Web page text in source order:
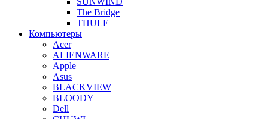
The Bridge
THULE
Компьютеры
Acer
ALIENWARE
Apple
Asus
BLACKVIEW
BLOODY
Dell